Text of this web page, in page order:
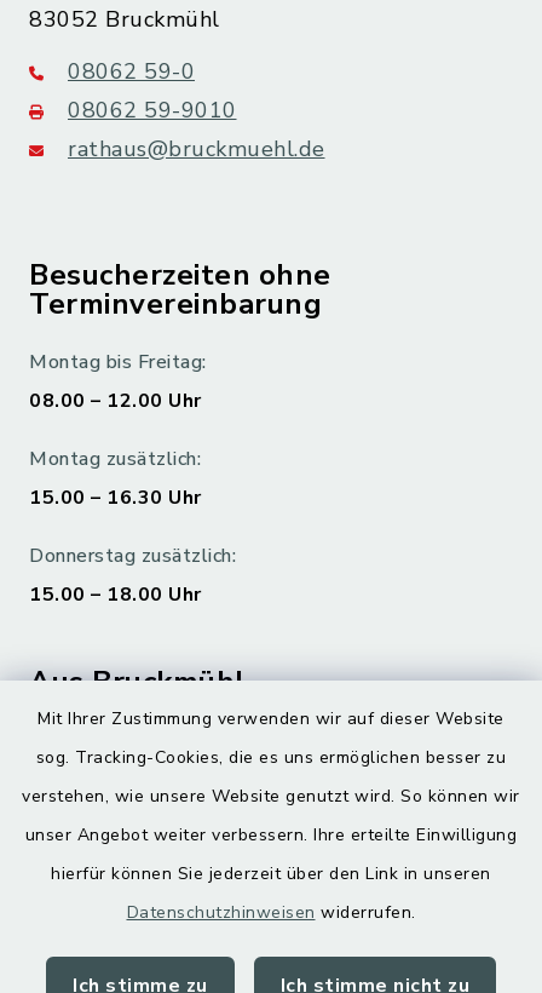
Mit Ihrer Zustimmung verwenden wir auf dieser Website
sog. Tracking-Cookies, die es uns ermöglichen besser zu
verstehen, wie unsere Website genutzt wird. So können wir
unser Angebot weiter verbessern. Ihre erteilte Einwilligung
hierfür können Sie jederzeit über den Link in unseren
Datenschutzhinweisen widerrufen.
Ich stimme zu Ich stimme nicht zu
83052 Bruckmühl
08062 59-0
08062 59-9010
rathaus@bruckmuehl.de
Besucherzeiten ohne
Terminvereinbarung
Montag bis Freitag:
08.00 – 12.00 Uhr
Montag zusätzlich:
15.00 – 16.30 Uhr
Donnerstag zusätzlich:
15.00 – 18.00 Uhr
Aus Bruckmühl
Digitaler Ortsplan